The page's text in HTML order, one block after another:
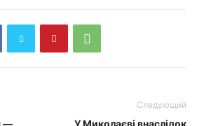
—
Следующий
У Миколаєві внаслідок